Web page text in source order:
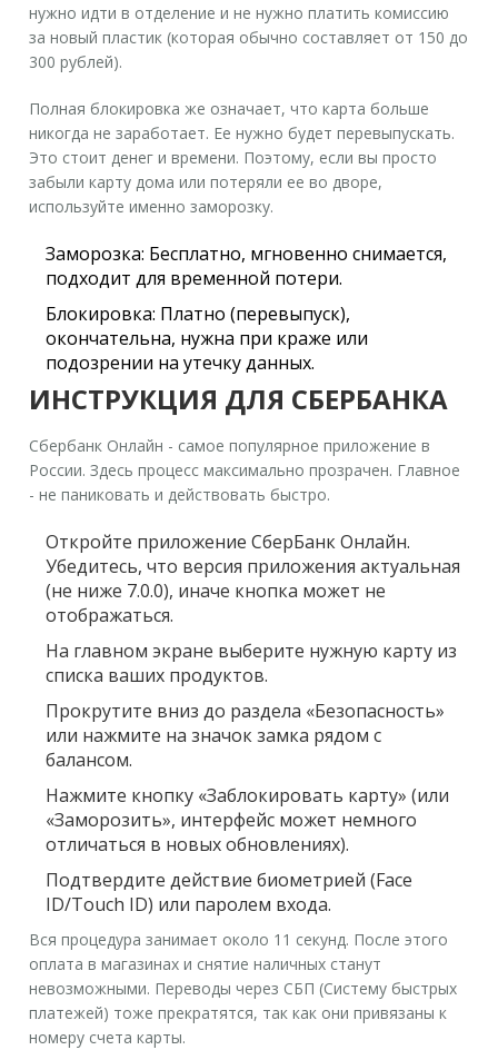
нужно идти в отделение и не нужно платить комиссию
за новый пластик (которая обычно составляет от 150 до
300 рублей).
Полная блокировка же означает, что карта больше
никогда не заработает. Ее нужно будет перевыпускать.
Это стоит денег и времени. Поэтому, если вы просто
забыли карту дома или потеряли ее во дворе,
используйте именно заморозку.
Заморозка: Бесплатно, мгновенно снимается,
подходит для временной потери.
Блокировка: Платно (перевыпуск),
окончательна, нужна при краже или
подозрении на утечку данных.
ИНСТРУКЦИЯ ДЛЯ СБЕРБАНКА
Сбербанк Онлайн - самое популярное приложение в
России. Здесь процесс максимально прозрачен. Главное
- не паниковать и действовать быстро.
Откройте приложениеСберБанк Онлайн.
Убедитесь, что версия приложения актуальная
(не ниже 7.0.0), иначе кнопка может не
отображаться.
На главном экране выберите нужную карту из
списка ваших продуктов.
Прокрутите вниз до раздела «Безопасность»
или нажмите на значок замка рядом с
балансом.
Нажмите кнопку «Заблокировать карту» (или
«Заморозить», интерфейс может немного
отличаться в новых обновлениях).
Подтвердите действие биометрией (Face
ID/Touch ID) или паролем входа.
Вся процедура занимает около 11 секунд. После этого
оплата в магазинах и снятие наличных станут
невозможными. Переводы через СБП (Систему быстрых
платежей) тоже прекратятся, так как они привязаны к
номеру счета карты.